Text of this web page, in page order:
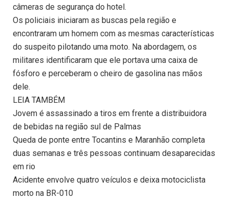
câmeras de segurança do hotel.
Os policiais iniciaram as buscas pela região e
encontraram um homem com as mesmas características
do suspeito pilotando uma moto. Na abordagem, os
militares identificaram que ele portava uma caixa de
fósforo e perceberam o cheiro de gasolina nas mãos
dele.
LEIA TAMBÉM
Jovem é assassinado a tiros em frente a distribuidora
de bebidas na região sul de Palmas
Queda de ponte entre Tocantins e Maranhão completa
duas semanas e três pessoas continuam desaparecidas
em rio
Acidente envolve quatro veículos e deixa motociclista
morto na BR-010